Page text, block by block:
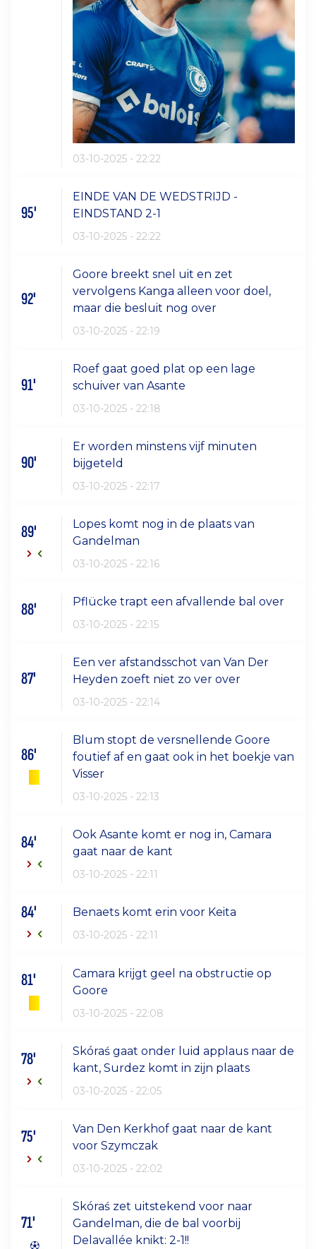
03-10-2025 - 22:22
95'
EINDE VAN DE WEDSTRIJD -
EINDSTAND 2-1
03-10-2025 - 22:22
92'
Goore breekt snel uit en zet
vervolgens Kanga alleen voor doel,
maar die besluit nog over
03-10-2025 - 22:19
91'
Roef gaat goed plat op een lage
schuiver van Asante
03-10-2025 - 22:18
90'
Er worden minstens vijf minuten
bijgeteld
03-10-2025 - 22:17
89'
Lopes komt nog in de plaats van
Gandelman
03-10-2025 - 22:16
88' Pflücke trapt een afvallende bal over
03-10-2025 - 22:15
87'
Een ver afstandsschot van Van Der
Heyden zoeft niet zo ver over
03-10-2025 - 22:14
86'
Blum stopt de versnellende Goore
foutief af en gaat ook in het boekje van
Visser
03-10-2025 - 22:13
84'
Ook Asante komt er nog in, Camara
gaat naar de kant
03-10-2025 - 22:11
84' Benaets komt erin voor Keita
03-10-2025 - 22:11
81'
Camara krijgt geel na obstructie op
Goore
03-10-2025 - 22:08
78'
Skóraś gaat onder luid applaus naar de
kant, Surdez komt in zijn plaats
03-10-2025 - 22:05
75'
Van Den Kerkhof gaat naar de kant
voor Szymczak
03-10-2025 - 22:02
71'
Skóraś zet uitstekend voor naar
Gandelman, die de bal voorbij
Delavallée knikt: 2-1!!